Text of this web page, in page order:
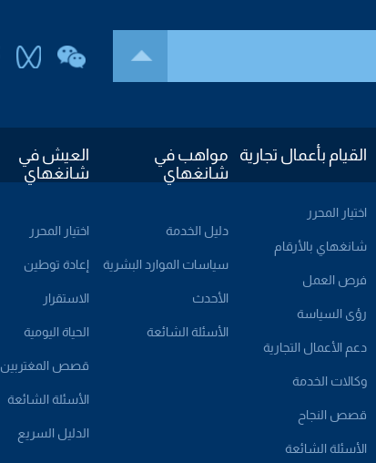
القيام بأعمال تجارية
اختيار المحرر
شانغهاي بالأرقام
فرص العمل
رؤى السياسة
دعم الأعمال التجارية
وكالات الخدمة
قصص النجاح
الأسئلة الشائعة
مواهب في
شانغهاي
دليل الخدمة
سياسات الموارد البشرية
الأحدث
الأسئلة الشائعة
العيش في
شانغهاي
اختيار المحرر
إعادة توطين
الاستقرار
الحياة اليومية
قصص المغتربين
الأسئلة الشائعة
الدليل السريع